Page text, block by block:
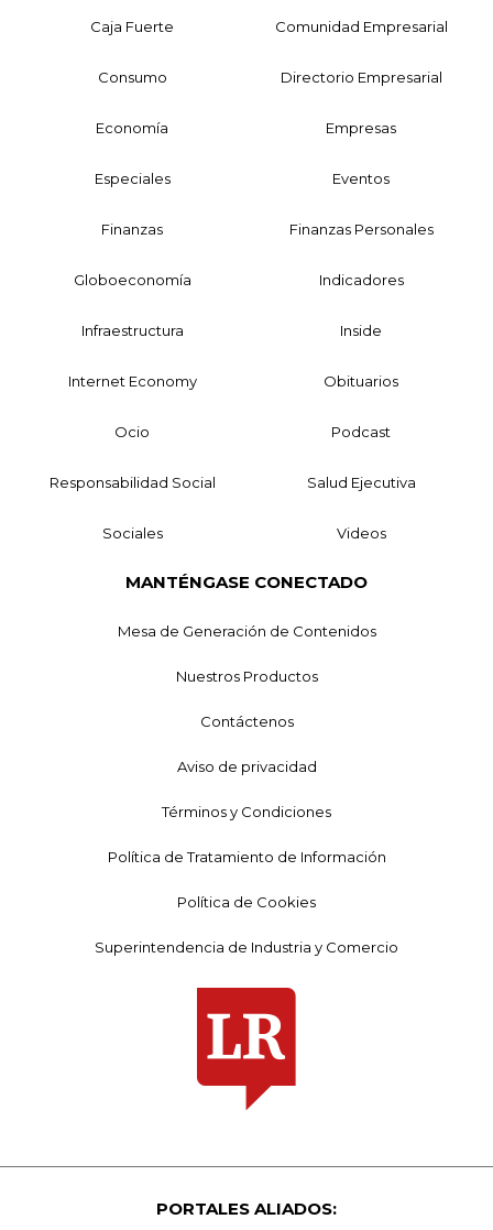
Caja Fuerte Comunidad Empresarial
Consumo Directorio Empresarial
Economía Empresas
Especiales Eventos
Finanzas Finanzas Personales
Globoeconomía Indicadores
Infraestructura Inside
Internet Economy Obituarios
Ocio Podcast
Responsabilidad Social Salud Ejecutiva
Sociales Videos
MANTÉNGASE CONECTADO
Mesa de Generación de Contenidos
Nuestros Productos
Contáctenos
Aviso de privacidad
Términos y Condiciones
Política de Tratamiento de Información
Política de Cookies
Superintendencia de Industria y Comercio
PORTALES ALIADOS: